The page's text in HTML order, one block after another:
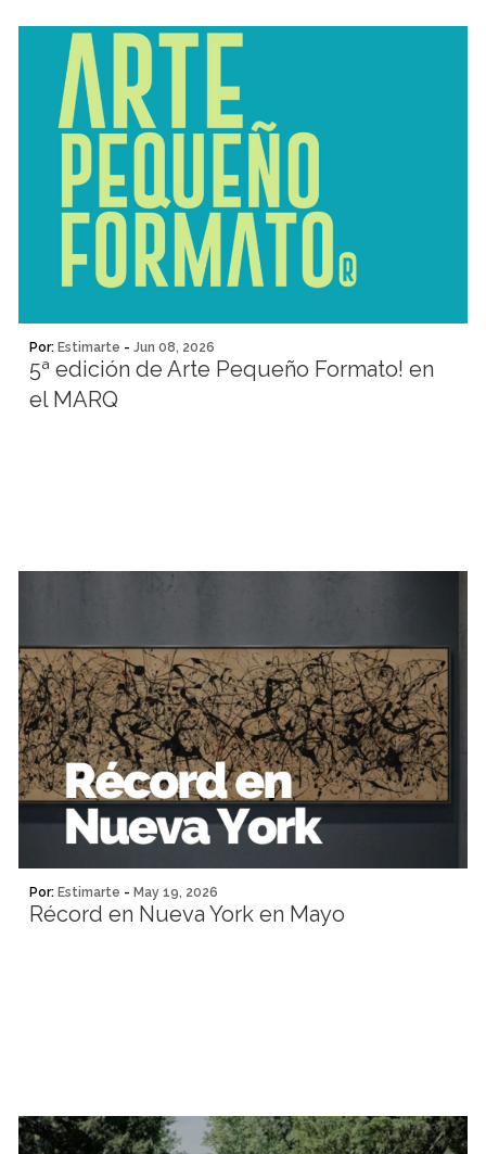
Por: Estimarte - Jun 08, 2026
5ª edición de Arte Pequeño Formato! en
el MARQ
Por: Estimarte - May 19, 2026
Récord en Nueva York en Mayo